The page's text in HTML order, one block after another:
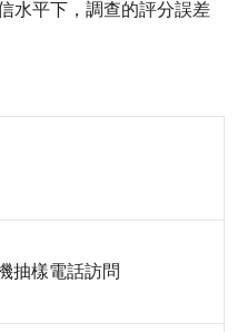
水平下，調查的評分誤差
抽樣電話訪問